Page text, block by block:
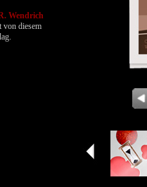
Wendrich
von diesem